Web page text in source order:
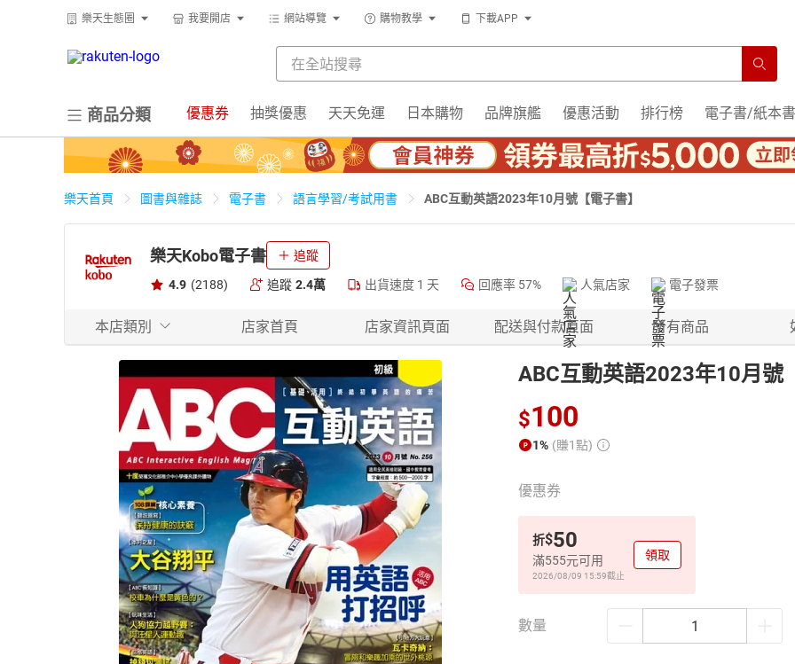
樂天生態圈 我要開店 網站導覽 購物教學 下載APP
商品分類 優惠券 抽獎優惠 天天免運 日本購物 品牌旗艦 優惠活動 排行榜 電子書/紙本書
樂天首頁 圖書與雜誌 電子書 語言學習/考試用書 ABC互動英語2023年10月號【電子書】
樂天Kobo電子書 追蹤
4.9 (2188) 追蹤 2.4萬 出貨速度 1 天 回應率 57% 人氣店家 電子發票
本店類別 店家首頁 店家資訊頁面 配送與付款頁面 所有商品
ABC互動英語2023年10月號
$100
1% (賺1點)
優惠券
折$50
滿555元可用
2026/08/09 15:59截止
領取
數量